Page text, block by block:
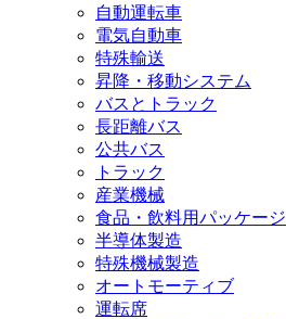
自動運転車
電気自動車
特殊輸送
昇降・移動システム
バスとトラック
長距離バス
公共バス
トラック
産業機械
食品・飲料用パッケージ
半導体製造
特殊機械製造
オートモーティブ
運転席